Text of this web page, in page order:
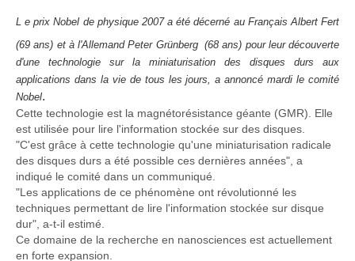
L e prix Nobel de physique 2007 a été décerné au Français Albert Fert
(69 ans) et à l'Allemand Peter Grünberg (68 ans) pour leur découverte
d'une technologie sur la miniaturisation des disques durs aux
applications dans la vie de tous les jours, a annoncé mardi le comité
Nobel.
Cette technologie est la magnétorésistance géante (GMR). Elle
est utilisée pour lire l'information stockée sur des disques.
"C'est grâce à cette technologie qu'une miniaturisation radicale
des disques durs a été possible ces dernières années", a
indiqué le comité dans un communiqué.
"Les applications de ce phénomène ont révolutionné les
techniques permettant de lire l'information stockée sur disque
dur", a-t-il estimé.
Ce domaine de la recherche en nanosciences est actuellement
en forte expansion.